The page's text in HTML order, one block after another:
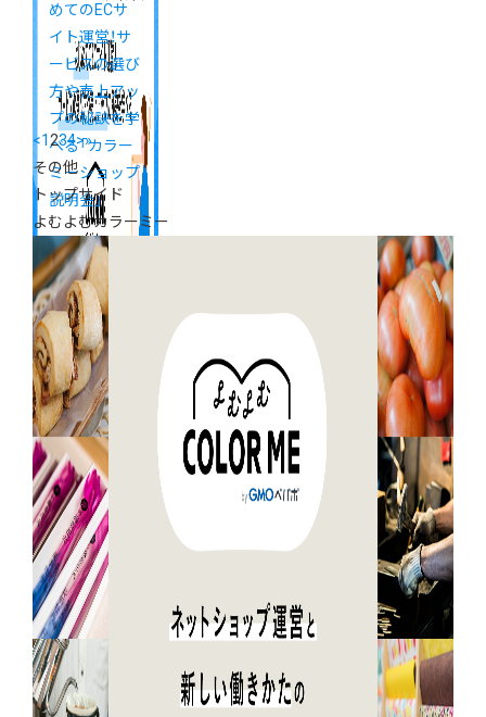
めてのECサ
イト運営！サ
ービスの選び
方や売上アッ
プの秘訣を学
べる「カラー
ミーショップ
説明会」
<1234>»
その他
トップサイド
よむよむカラーミー